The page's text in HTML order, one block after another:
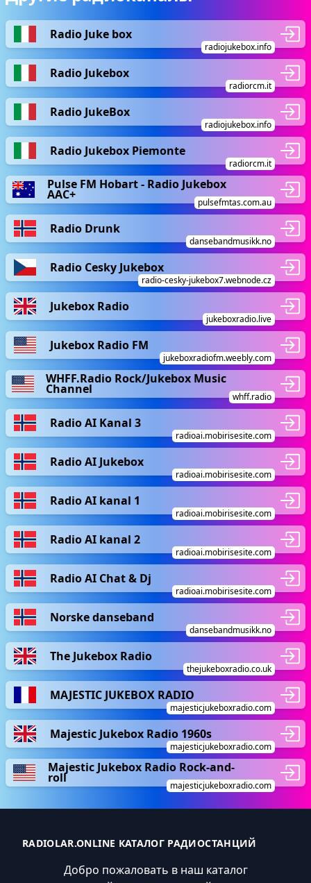
Radio Juke box
radiojukebox.info
Radio Jukebox
radiorcm.it
Radio JukeBox
radiojukebox.info
Radio Jukebox Piemonte
radiorcm.it
Pulse FM Hobart - Radio Jukebox
AAC+
pulsefmtas.com.au
Radio Drunk
dansebandmusikk.no
Radio Cesky Jukebox
radio-cesky-jukebox7.webnode.cz
Jukebox Radio
jukeboxradio.live
Jukebox Radio FM
jukeboxradiofm.weebly.com
WHFF.Radio Rock/Jukebox Music
Channel
whff.radio
Radio AI Kanal 3
radioai.mobirisesite.com
Radio AI Jukebox
radioai.mobirisesite.com
Radio AI kanal 1
radioai.mobirisesite.com
Radio AI kanal 2
radioai.mobirisesite.com
Radio AI Chat & Dj
radioai.mobirisesite.com
Norske danseband
dansebandmusikk.no
The Jukebox Radio
thejukeboxradio.co.uk
MAJESTIC JUKEBOX RADIO
majesticjukeboxradio.com
Majestic Jukebox Radio 1960s
majesticjukeboxradio.com
Majestic Jukebox Radio Rock-and-
roll
majesticjukeboxradio.com
RADIOLAR.ONLINE КАТАЛОГ РАДИОСТАНЦИЙ
Добро пожаловать в наш каталог